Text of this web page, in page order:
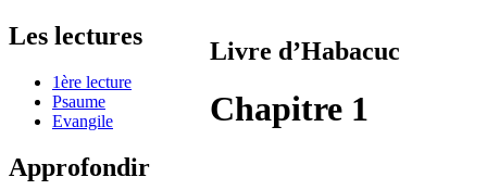
Les lectures
1ère lecture
Psaume
Evangile
Approfondir
Livre d’Habacuc
Chapitre 1